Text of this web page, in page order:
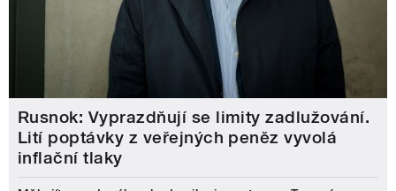
Rusnok: Vyprazdňují se limity zadlužování.
Lití poptávky z veřejných peněz vyvolá
inflační tlaky